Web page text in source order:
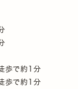
歩で約1分
歩で約1分